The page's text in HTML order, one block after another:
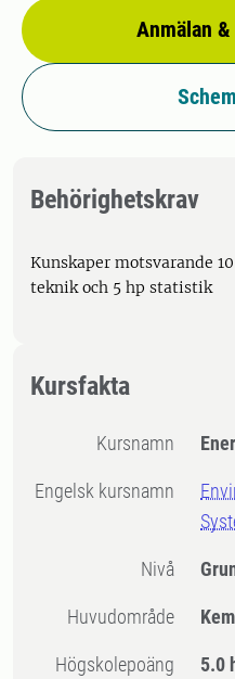
Anmälan
Behörighetskrav
Kunskaper motsvarande
teknik och 5 hp statistik
Kursfakta
Kursnamn
Engelsk kursnamn
Nivå
Huvudområde
högskolepoäng 5.0